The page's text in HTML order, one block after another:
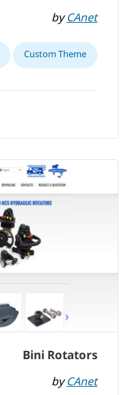
byCAnet
Custom Theme
Bini Rotators
byCAnet